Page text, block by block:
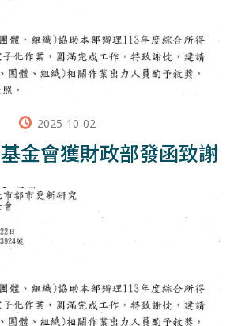
2025-10-02
金會獲財政部發函致謝